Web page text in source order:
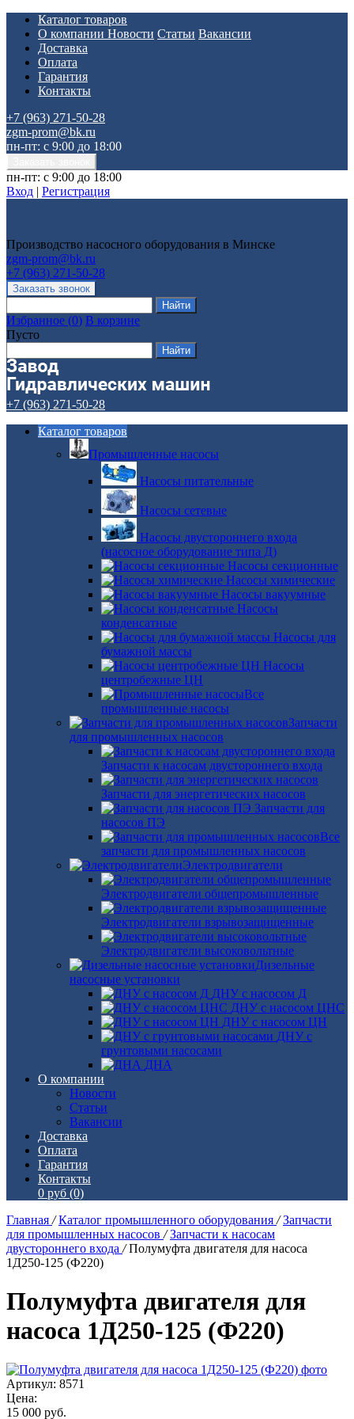
Каталог товаров
О компании Новости Статьи Вакансии
Доставка
Оплата
Гарантия
Контакты
+7 (963) 271-50-28
zgm-prom@bk.ru
пн-пт: с 9:00 до 18:00
пн-пт: с 9:00 до 18:00
Вход | Регистрация
Производство насосного оборудования в Минске
zgm-prom@bk.ru
+7 (963) 271-50-28
Избранное (0) В корзине
Пусто
+7 (963) 271-50-28
Каталог товаров
Промышленные насосы
Насосы питательные
Насосы сетевые
Насосы двустороннего входа
(насосное оборудование типа Д)
Насосы секционные
Насосы химические
Насосы вакуумные
Насосы
конденсатные
Насосы для
бумажной массы
Насосы
центробежные ЦН
Все
промышленные насосы
Запчасти
для промышленных насосов
Запчасти к насосам двустороннего входа
Запчасти для энергетических насосов
Запчасти для
насосов ПЭ
Все
запчасти для промышленных насосов
Электродвигатели
Электродвигатели общепромышленные
Электродвигатели взрывозащищенные
Электродвигатели высоковольтные
Дизельные
насосные установки
ДНУ с насосом Д
ДНУ с насосом ЦНС
ДНУ с насосом ЦН
ДНУ с
грунтовыми насосами
ДНА
О компании
Новости
Статьи
Вакансии
Доставка
Оплата
Гарантия
Контакты
0 руб (0)
Главная / Каталог промышленного оборудования / Запчасти
для промышленных насосов / Запчасти к насосам
двустороннего входа / Полумуфта двигателя для насоса
1Д250-125 (Ф220)
Полумуфта двигателя для
насоса 1Д250-125 (Ф220)
Артикул: 8571
Цена:
15 000 руб.